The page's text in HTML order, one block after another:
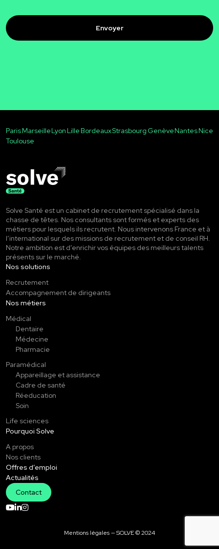
ParisMarseilleLyon Lille BordeauxStrasbourg GenèveNantesNice
Toulouse
Solve Santé est un cabinet de recrutement spécialisé dans la
chasse de têtes. Nos consultants sont formés et experts des
métiers pour lesquels ils recrutent. Nous intervenons France et à
l’international sur des missions de recrutement et de conseil RH.
Notre ambition est d’enrichir vos équipes des meilleurs talents
présents sur le marché.
Nos solutions
Recrutement
Accompagnement de dirigeants
Nos métiers
Médical
Dentaire
Médecine
Pharmacie
Paramédical
Appareillage et assistance
Cadre de santé
Réeducation
Soin
Life sciences
Pourquoi Solve
A propos
Nos clients
Offres d’emploi
Actualités
Contact
Mentions légales— SOLVE © 2024